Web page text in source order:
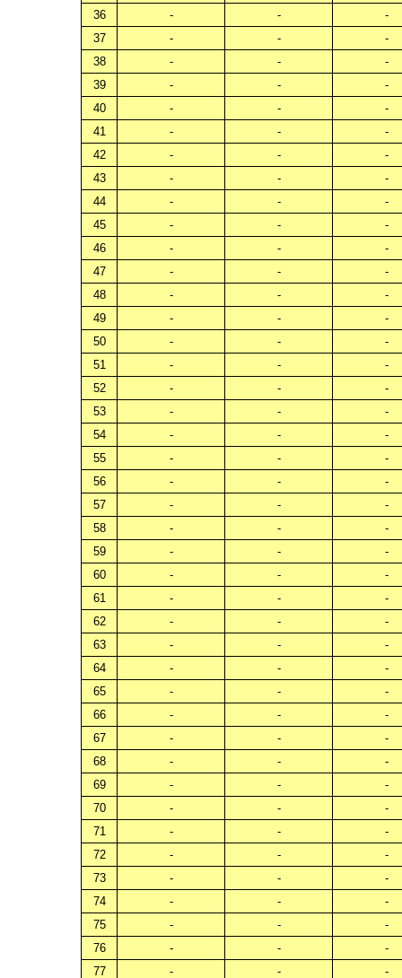
36
- -
-
37
- -
-
38
- -
-
39
- -
-
40
- -
-
41
- -
-
42
- -
-
43
- -
-
44
- -
-
45
- -
-
46
- -
-
47
- -
-
48
- -
-
49
- -
-
50
- -
-
51
- -
-
52
- -
-
53
- -
-
54
- -
-
55
- -
-
56
- -
-
57
- -
-
58
- -
-
59
- -
-
60
- -
-
61
- -
-
62
- -
-
63
- -
-
64
- -
-
65
- -
-
66
- -
-
67
- -
-
68
- -
-
69
- -
-
70
- -
-
71
- -
-
72
- -
-
73
- -
-
74
- -
-
75
- -
-
76
- -
-
77
- -
-